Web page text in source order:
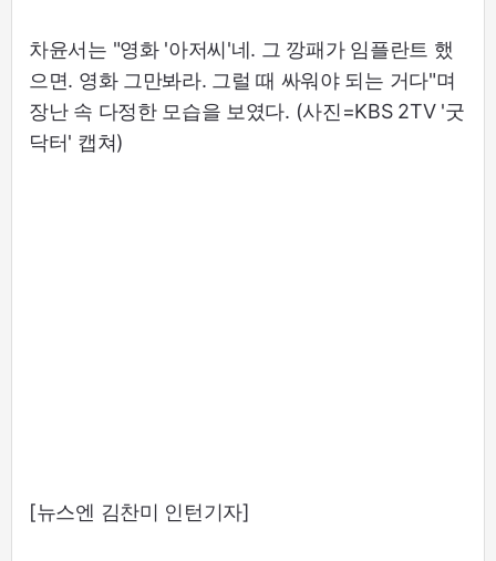
차윤서는 "영화 '아저씨'네. 그 깡패가 임플란트 했
으면. 영화 그만봐라. 그럴 때 싸워야 되는 거다"며
장난 속 다정한 모습을 보였다. (사진=KBS 2TV '굿
닥터' 캡쳐)
[뉴스엔 김찬미 인턴기자]